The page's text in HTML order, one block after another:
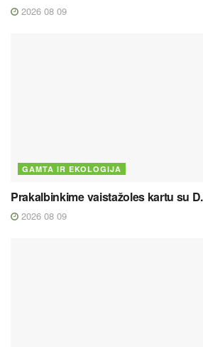
2026 08 09
GAMTA IR EKOLOGIJA
Prakalbinkime vaistažoles kartu su
2026 08 09